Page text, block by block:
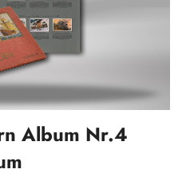
Album Nr.4